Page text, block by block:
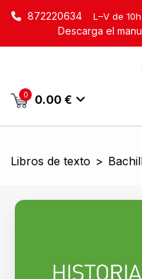
872220634 L–V de
Descarga el
0 0.00 €
Libros de texto >